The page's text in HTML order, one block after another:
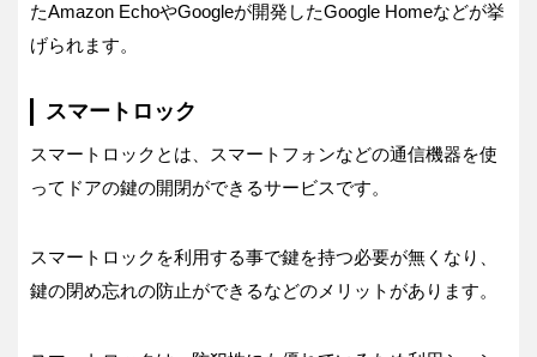
たAmazon EchoやGoogleが開発したGoogle Homeなどが挙
げられます。
スマートロック
スマートロックとは、スマートフォンなどの通信機器を使
ってドアの鍵の開閉ができるサービスです。
スマートロックを利用する事で鍵を持つ必要が無くなり、
鍵の閉め忘れの防止ができるなどのメリットがあります。